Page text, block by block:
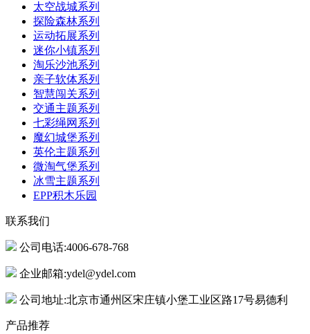
太空战城系列
探险森林系列
运动拓展系列
迷你小镇系列
淘乐沙池系列
亲子软体系列
智慧闯关系列
交通主题系列
七彩绳网系列
魔幻城堡系列
英伦主题系列
微淘气堡系列
冰雪主题系列
EPP积木乐园
联系我们
公司电话:4006-678-768
企业邮箱:ydel@ydel.com
公司地址:北京市通州区宋庄镇小堡工业区路17号易德利
产品推荐